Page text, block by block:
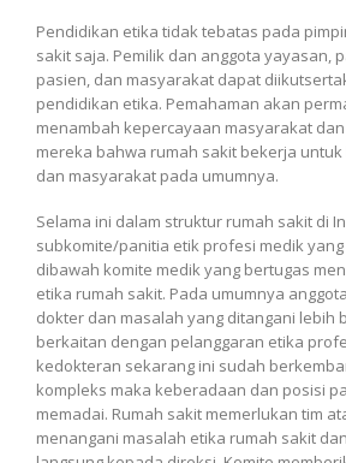
Pendidikan etika tidak tebatas pada
sakit saja. Pemilik dan anggota yayasan,
pasien, dan masyarakat dapat
pendidikan etika. Pemahaman akan
menambah kepercayaan masyarakat
mereka bahwa rumah sakit bekerja
dan masyarakat pada umumnya.
Selama ini dalam struktur rumah sakit di
subkomite/panitia etik profesi medik
dibawah komite medik yang bertugas
etika rumah sakit. Pada umumnya
dokter dan masalah yang ditangani lebih
berkaitan dengan pelanggaran etika
kedokteran sekarang ini sudah
kompleks maka keberadaan dan posisi
memadai. Rumah sakit memerlukan tim
menangani masalah etika rumah sakit